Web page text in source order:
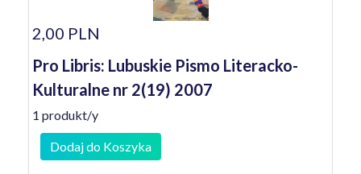
2,00 PLN
Pro Libris: Lubuskie Pismo Literacko-
Kulturalne nr 2(19) 2007
1 produkt/y
Dodaj do Koszyka